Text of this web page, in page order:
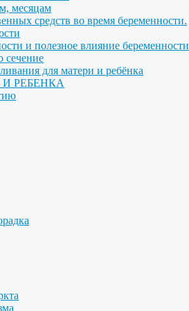
месяцам
средств во время беременности.
и полезное влияние беременности
сечение
для матери и ребёнка
РЕБЕНКА